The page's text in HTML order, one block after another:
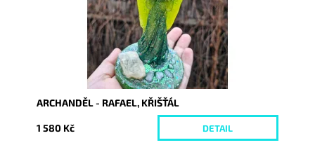
ARCHANDĚL - RAFAEL, KŘIŠŤÁL
1 580 Kč DETAIL